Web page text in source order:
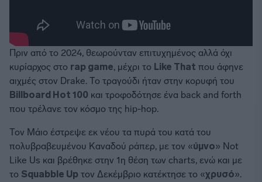
Πριν από το 2024, θεωρούνταν επιτυχημένος αλλά όχι
κυρίαρχος στο rap game, μέχρι το Like That που άφηνε
αιχμές στον Drake. Το τραγούδι ήταν στην κορυφή του
Billboard Hot 100 και τροφοδότησε ένα back and forth
που τρέλανε τον κόσμο της hip-hop.
Τον Μάιο έστρεψε εκ νέου τα πυρά του κατά του
πολυβραβευμένου Καναδού ράπερ, με τον «ύμνο» Not
Like Us και βρέθηκε στην 1η θέση των charts, ενώ και με
το Squabble Up τον Δεκέμβριο κατέκτησε το «χρυσό».